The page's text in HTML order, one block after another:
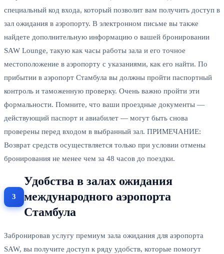
специальный код входа, который позволит вам получить доступ в
зал ожидания в аэропорту. В электронном письме вы также
найдете дополнительную информацию о вашей бронировании
SAW Lounge, такую как часы работы зала и его точное
местоположение в аэропорту с указаниями, как его найти. По
прибытии в аэропорт Стамбула вы должны пройти паспортный
контроль и таможенную проверку. Очень важно пройти эти
формальности. Помните, что ваши проездные документы —
действующий паспорт и авиабилет — могут быть снова
проверены перед входом в выбранный зал. ПРИМЕЧАНИЕ:
Возврат средств осуществляется только при условии отмены
бронирования не менее чем за 48 часов до поездки.
Удобства в залах ожидания
международного аэропорта
Стамбула
Забронировав услугу премиум зала ожидания для аэропорта
SAW, вы получите доступ к ряду удобств, которые помогут